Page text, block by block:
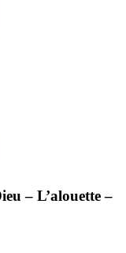
– L’alouette –